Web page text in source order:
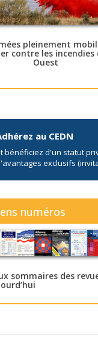
pleinement
contre les incendies
Ouest
au CEDN
bénéficiez d'un statut
exclusifs
numéros
sommaires des